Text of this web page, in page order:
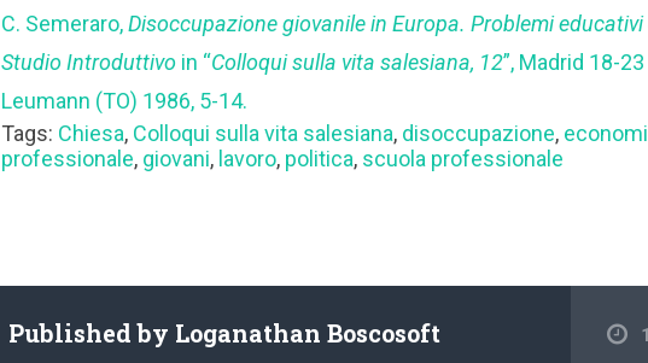
C. Semeraro,Disoccupazione giovanile in Europa. Problemi
Studio Introduttivo in “Colloqui sulla vita salesiana, 12”, Madrid 18-
Leumann (TO) 1986, 5-14.
Tags: Chiesa, Colloqui sulla vita salesiana, disoccupazione,
professionale, giovani, lavoro, politica, scuola professionale
Published by Loganathan Boscosoft